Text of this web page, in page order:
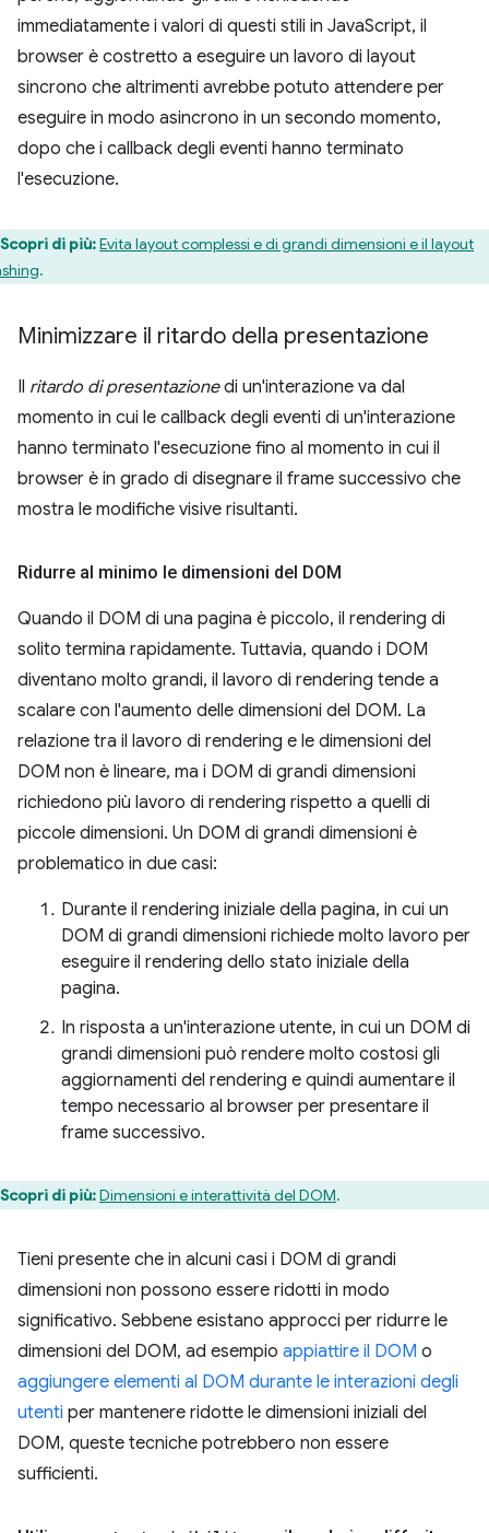
immediatamente i valori di questi stili in JavaScript, il
browser è costretto a eseguire un lavoro di layout
sincrono che altrimenti avrebbe potuto attendere per
eseguire in modo asincrono in un secondo momento,
dopo che i callback degli eventi hanno terminato
l'esecuzione.
Scopri di più:Evita layout complessi e di grandi dimensioni e il layout
.
Minimizzare il ritardo della presentazione
Il ritardo di presentazionedi un'interazione va dal
momento in cui le callback degli eventi di un'interazione
hanno terminato l'esecuzione fino al momento in cui il
browser è in grado di disegnare il frame successivo che
mostra le modifiche visive risultanti.
Ridurre al minimo le dimensioni del DOM
Quando il DOM di una pagina è piccolo, il rendering di
solito termina rapidamente. Tuttavia, quando i DOM
diventano molto grandi, il lavoro di rendering tende a
scalare con l'aumento delle dimensioni del DOM. La
relazione tra il lavoro di rendering e le dimensioni del
DOM non è lineare, ma i DOM di grandi dimensioni
richiedono più lavoro di rendering rispetto a quelli di
piccole dimensioni. Un DOM di grandi dimensioni è
problematico in due casi:
Durante il rendering iniziale della pagina, in cui un
DOM di grandi dimensioni richiede molto lavoro per
eseguire il rendering dello stato iniziale della
pagina.
In risposta a un'interazione utente, in cui un DOM di
grandi dimensioni può rendere molto costosi gli
aggiornamenti del rendering e quindi aumentare il
tempo necessario al browser per presentare il
frame successivo.
Scopri di più:Dimensioni e interattività del DOM.
Tieni presente che in alcuni casi i DOM di grandi
dimensioni non possono essere ridotti in modo
significativo. Sebbene esistano approcci per ridurre le
dimensioni del DOM, ad esempio appiattire il DOM o
aggiungere elementi al DOM durante le interazioni degli
utenti per mantenere ridotte le dimensioni iniziali del
DOM, queste tecniche potrebbero non essere
sufficienti.